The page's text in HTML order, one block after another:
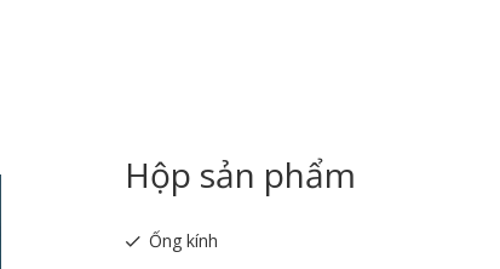
Hộp sản phẩm
Ống kính